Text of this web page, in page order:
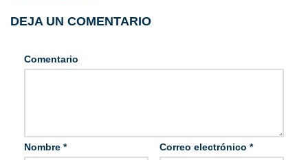
DEJA UN COMENTARIO
Comentario
Nombre * Correo electrónico *